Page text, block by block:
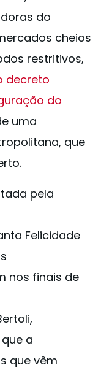
do
cheios
restritivos,
decreto
do
uma
que
pela
Felicidade
nos finais de
a
que vêm